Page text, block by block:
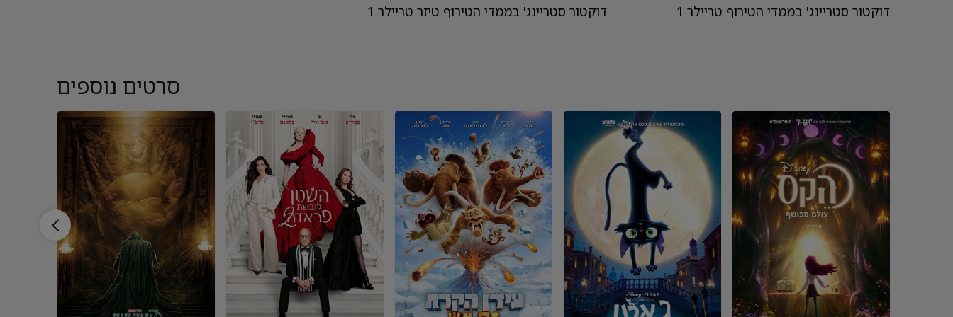
דוקטור סטריינג' בממדי הטירוף טריילר 1 דוקטור סטריינג' בממדי הטירוף טיזר טריילר 1
סרטים נוספים